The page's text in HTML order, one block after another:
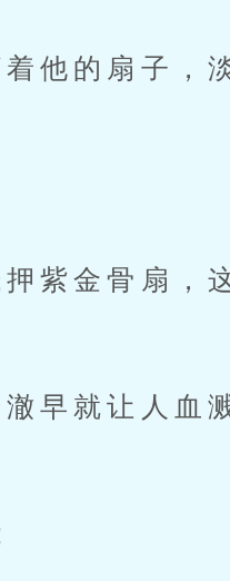
他的扇子，
紫金骨扇，
早就让人血